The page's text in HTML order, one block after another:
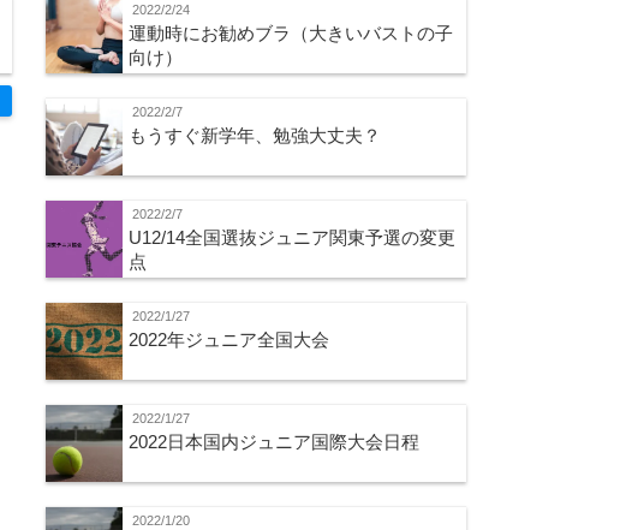
2022/2/24
運動時にお勧めブラ（大きいバストの子
向け）
2022/2/7
もうすぐ新学年、勉強大丈夫？
2022/2/7
U12/14全国選抜ジュニア関東予選の変更
点
2022/1/27
2022年ジュニア全国大会
2022/1/27
2022日本国内ジュニア国際大会日程
2022/1/20